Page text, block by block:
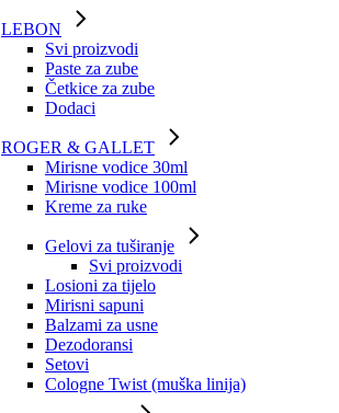
LEBON
Svi proizvodi
Paste za zube
Četkice za zube
Dodaci
ROGER & GALLET
Mirisne vodice 30ml
Mirisne vodice 100ml
Kreme za ruke
Gelovi za tuširanje
Svi proizvodi
Losioni za tijelo
Mirisni sapuni
Balzami za usne
Dezodoransi
Setovi
Cologne Twist (muška linija)